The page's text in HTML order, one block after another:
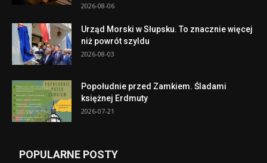
2026-08-06
Urząd Morski w Słupsku. To znacznie więcej
niż powrót szyldu
2026-08-03
Popołudnie przed Zamkiem. Śladami
księżnej Erdmuty
2026-07-21
POPULARNE POSTY